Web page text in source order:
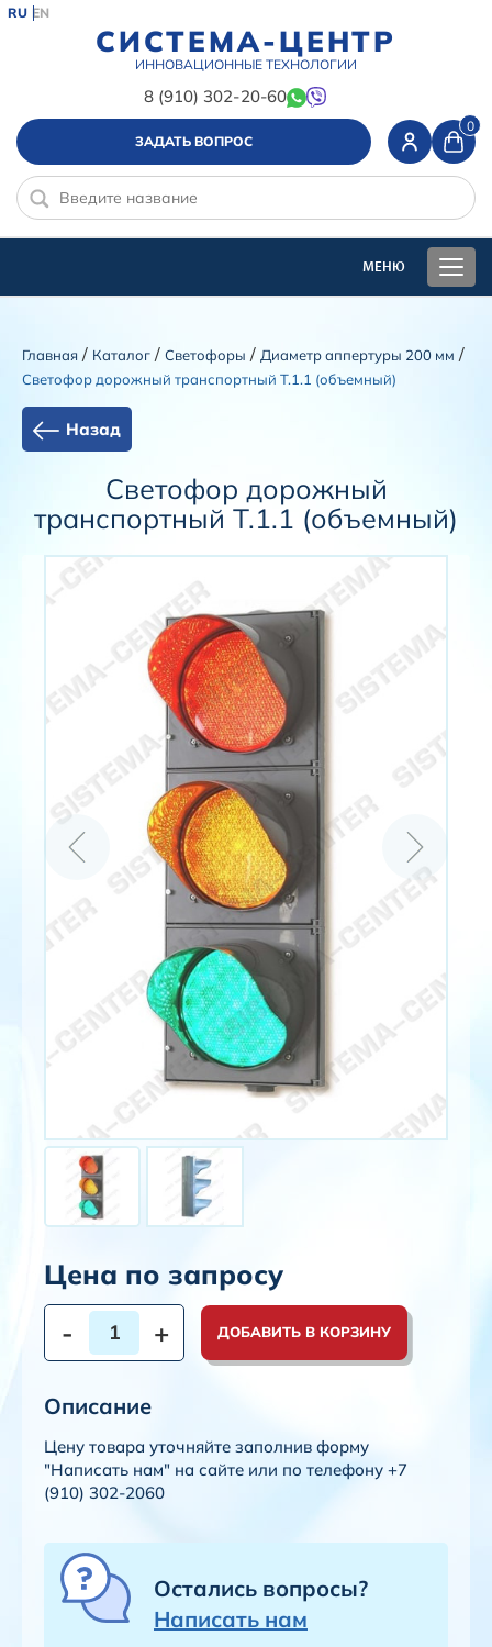
СИСТЕМА-ЦЕНТР
ИННОВАЦИОННЫЕ ТЕХНОЛОГИИ
8 (910) 302-20-60
RU EN
ЗАДАТЬ ВОПРОС
0
Главная / Каталог / Cветофоры / Диаметр аппертуры 200 мм /
Светофор дорожный транспортный Т.1.1 (объемный)
Назад
Светофор дорожный
транспортный Т.1.1 (объемный)
Цена по запросу
- + ДОБАВИТЬ В КОРЗИНУ
Описание
Цену товара уточняйте заполнив форму
"Написать нам" на сайте или по телефону +7
(910) 302-2060
Остались вопросы?
Написать нам